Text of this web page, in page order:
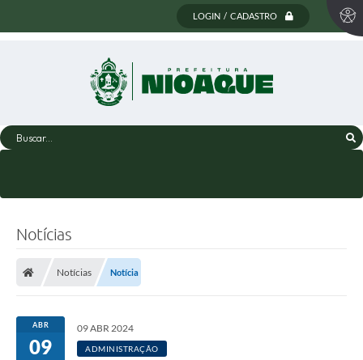
LOGIN / CADASTRO
Buscar...
Notícias
Notícias Notícia
ABR
09
09 ABR 2024
ADMINISTRAÇÃO